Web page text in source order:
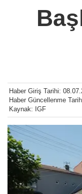
Haber Giriş Tarihi:
Haber Güncellenme
Kaynak: IGF